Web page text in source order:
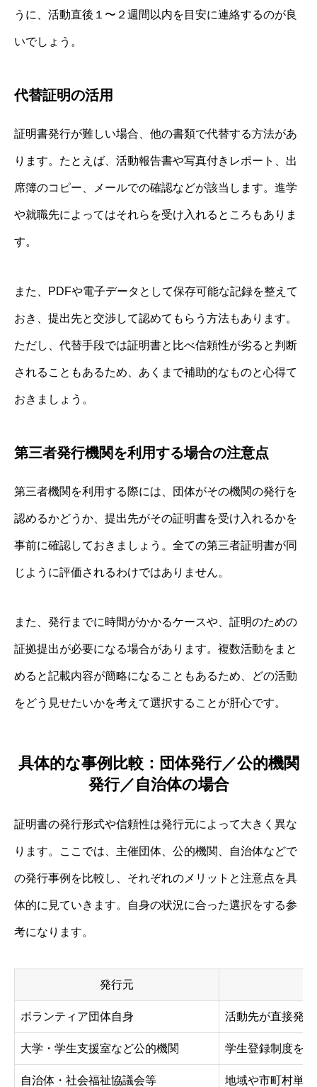
うに、活動直後１〜２週間以内を目安に連絡するのが良
いでしょう。
代替証明の活用
証明書発行が難しい場合、他の書類で代替する方法があ
ります。たとえば、活動報告書や写真付きレポート、出
席簿のコピー、メールでの確認などが該当します。進学
や就職先によってはそれらを受け入れるところもありま
す。
また、PDFや電子データとして保存可能な記録を整えて
おき、提出先と交渉して認めてもらう方法もあります。
ただし、代替手段では証明書と比べ信頼性が劣ると判断
されることもあるため、あくまで補助的なものと心得て
おきましょう。
第三者発行機関を利用する場合の注意点
第三者機関を利用する際には、団体がその機関の発行を
認めるかどうか、提出先がその証明書を受け入れるかを
事前に確認しておきましょう。全ての第三者証明書が同
じように評価されるわけではありません。
また、発行までに時間がかかるケースや、証明のための
証拠提出が必要になる場合があります。複数活動をまと
めると記載内容が簡略になることもあるため、どの活動
をどう見せたいかを考えて選択することが肝心です。
具体的な事例比較：団体発行／公的機関
発行／自治体の場合
証明書の発行形式や信頼性は発行元によって大きく異な
ります。ここでは、主催団体、公的機関、自治体などで
の発行事例を比較し、それぞれのメリットと注意点を具
体的に見ていきます。自身の状況に合った選択をする参
考になります。
発行元
ボランティア団体自身 活動先が直接発行
大学・学生支援室など公的機関 学生登録制度を
自治体・社会福祉協議会等 地域や市町村単